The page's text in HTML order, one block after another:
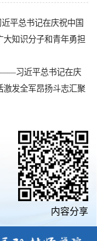
平总书记在庆祝中国
大知识分子和青年勇担
——习近平总书记在庆
激发全军昂扬斗志汇聚
内容分享